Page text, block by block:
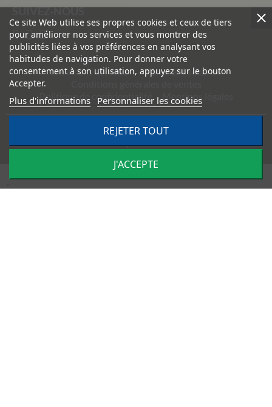
SUIVEZ-NOUS
Livraisons et retours
Paiement sécurisé
Politique de confidentialité
Mentions légales
TRACTO PIÈCES - Conception & réalisation :
Ce site Web utilise ses propres cookies et ceux de tiers
pour améliorer nos services et vous montrer des
publicités liées à vos préférences en analysant vos
habitudes de navigation. Pour donner votre
consentement à son utilisation, appuyez sur le bouton
Accepter.
Plus d'informations Personnaliser les cookies
REJETER TOUT
J'ACCEPTE